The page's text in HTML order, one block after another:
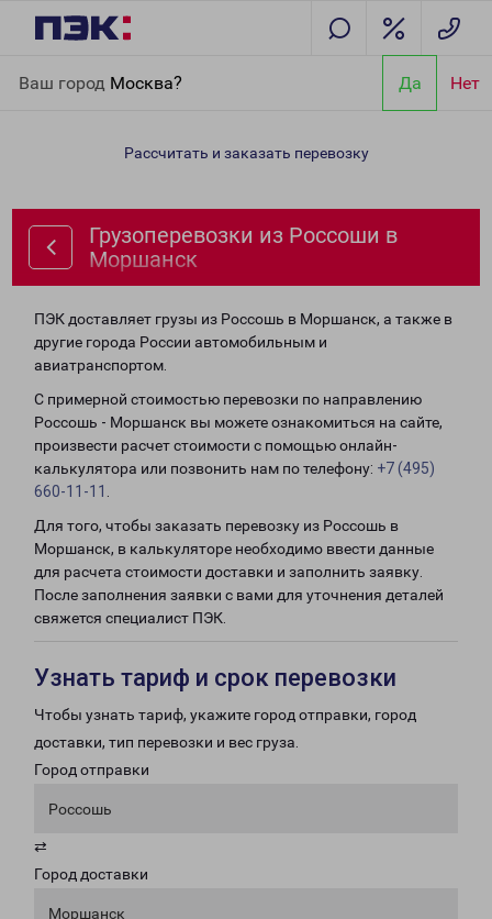
Ваш город Москва? Да Нет
Моршанск
Рассчитать и заказать перевозку
Грузоперевозки из Россоши в
Моршанск
ПЭК доставляет грузы из Россошь в Моршанск, а также в
другие города России автомобильным и
авиатранспортом.
С примерной стоимостью перевозки по направлению
Россошь - Моршанск вы можете ознакомиться на сайте,
произвести расчет стоимости с помощью онлайн-
калькулятора или позвонить нам по телефону: +7 (495)
660-11-11
Для того, чтобы заказать перевозку из Россошь в
Моршанск, в калькуляторе необходимо ввести данные
для расчета стоимости доставки и заполнить заявку.
После заполнения заявки с вами для уточнения деталей
свяжется специалист ПЭК.
Узнать тариф и срок перевозки
Чтобы узнать тариф, укажите город отправки, город
доставки, тип перевозки и вес груза.
Город отправки
Россошь
⇄
Город доставки
Моршанск